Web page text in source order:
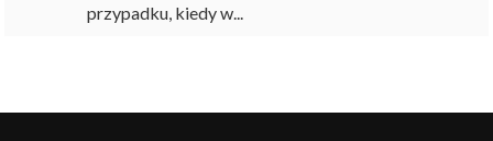
przypadku, kiedy w...